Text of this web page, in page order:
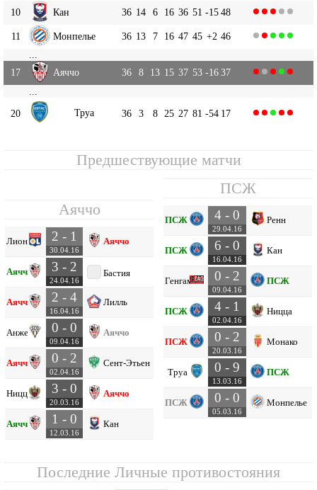
10 Кан 36 14 6 16 36 51 -15 48
11 Монпелье 36 13 7 16 47 45 +2 46
17
Аяччо 36 8 13 15 37 53 -16 37
20
Труа 36 3 8 25 27 81 -54 17
Предшествующие матчи
Аяччо
Лион 2 - 1
30.04.16
Аяччо
Аяччо 3 - 2
24.04.16
Бастия
Аяччо 2 - 4
16.04.16
Лилль
Анже 0 - 0
09.04.16
Аяччо
Аяччо 0 - 2
02.04.16
Сент-Этьен
Ницца 3 - 0
20.03.16
Аяччо
Аяччо 1 - 0
12.03.16
Кан
ПСЖ
ПСЖ 4 - 0
29.04.16
Ренн
ПСЖ 6 - 0
16.04.16
Кан
Генгам 0 - 2
09.04.16
ПСЖ
ПСЖ 4 - 1
02.04.16
Ницца
ПСЖ 0 - 2
20.03.16
Монако
Труа 0 - 9
13.03.16
ПСЖ
ПСЖ 0 - 0
05.03.16
Монпелье
Последние Личные противостояния